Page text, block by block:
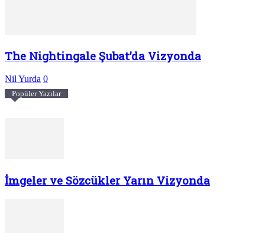
The Nightingale Şubat’da Vizyonda
Nil Yurda 0
Popüler Yazılar
İmgeler ve Sözcükler Yarın Vizyonda